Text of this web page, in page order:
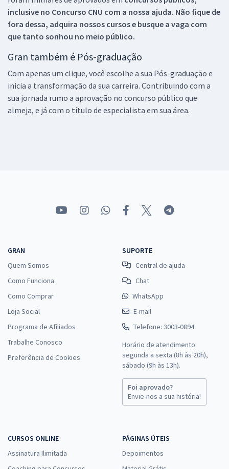
inclusive no Concurso CNU com a nossa ajuda. Não fique de
fora dessa, adquira nossos cursos e busque a vaga com
que tanto sonhou no meio público.
Gran também é Pós-graduação
Com apenas um clique, você escolhe a sua Pós-graduação e
inicia a transformação da sua carreira. Contribuindo com a
sua jornada rumo a aprovação no concurso público que
almeja, e já com o título de especialista em sua área.
GRAN
Quem Somos
Como Funciona
Como Comprar
Loja Social
Programa de Afiliados
Trabalhe Conosco
Preferência de Cookies
SUPORTE
Central de ajuda
Chat
WhatsApp
E-mail
Telefone: 3003-0894
Horário de atendimento:
segunda a sexta (8h às 20h),
sábado (9h às 13h).
Foi aprovado?
Envie-nos a sua história!
CURSOS ONLINE
Assinatura Ilimitada
PÁGINAS ÚTEIS
Depoimentos